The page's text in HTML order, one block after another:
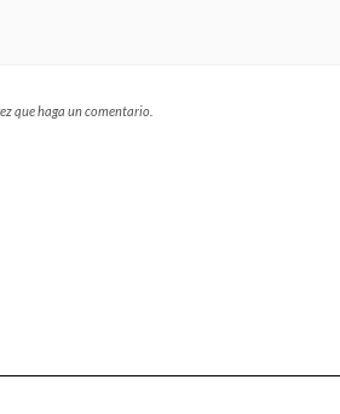
que haga un comentario.